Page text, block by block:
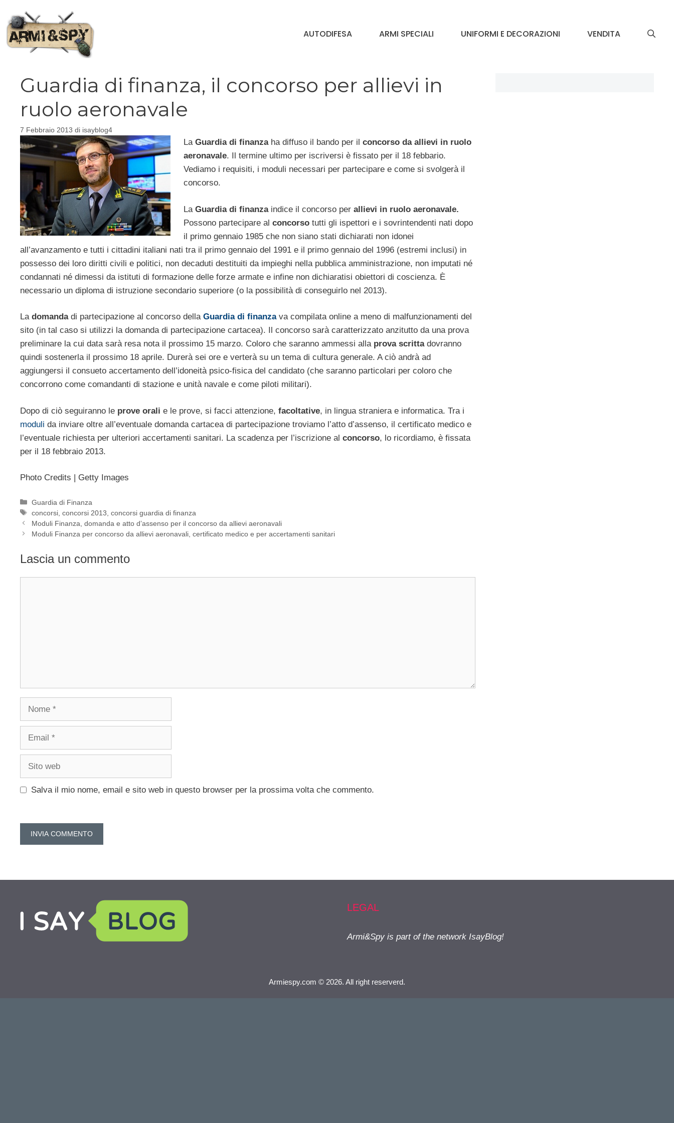
contenuto
AUTODIFESA ARMI SPECIALI UNIFORMI E DECORAZIONI VENDITA
Guardia di finanza, il concorso per allievi in
ruolo aeronavale
7 Febbraio 2013 di isayblog4
La Guardia di finanzaha diffuso il bando per il concorso da allievi in ruolo
aeronavale. Il termine ultimo per iscriversi è fissato per il 18 febbario.
Vediamo i requisiti, i moduli necessari per partecipare e come si svolgerà il
concorso.
La Guardia di finanzaindice il concorso per allievi in ruolo aeronavale.
Possono partecipare al concorsotutti gli ispettori e i sovrintendenti nati dopo
il primo gennaio 1985 che non siano stati dichiarati non idonei
all’avanzamento e tutti i cittadini italiani nati tra il primo gennaio del 1991 e il primo gennaio del 1996 (estremi inclusi) in
possesso dei loro diritti civili e politici, non decaduti destituiti da impieghi nella pubblica amministrazione, non imputati né
condannati né dimessi da istituti di formazione delle forze armate e infine non dichiaratisi obiettori di coscienza. È
necessario un diploma di istruzione secondario superiore (o la possibilità di conseguirlo nel 2013).
La domandadi partecipazione al concorso della Guardia di finanzava compilata online a meno di malfunzionamenti del
sito (in tal caso si utilizzi la domanda di partecipazione cartacea). Il concorso sarà caratterizzato anzitutto da una prova
preliminare la cui data sarà resa nota il prossimo 15 marzo. Coloro che saranno ammessi allaprova scrittadovranno
quindi sostenerla il prossimo 18 aprile. Durerà sei ore e verterà su un tema di cultura generale. A ciò andrà ad
aggiungersi il consueto accertamento dell’idoneità psico-fisica del candidato (che saranno particolari per coloro che
concorrono come comandanti di stazione e unità navale e come piloti militari).
Dopo di ciò seguiranno le prove orali e le prove, si facci attenzione, facoltative, in lingua straniera e informatica. Tra i
moduli da inviare oltre all’eventuale domanda cartacea di partecipazione troviamo l’atto d’assenso, il certificato medico e
l’eventuale richiesta per ulteriori accertamenti sanitari. La scadenza per l’iscrizione al concorso, lo ricordiamo, è fissata
per il 18 febbraio 2013.
Photo Credits | Getty Images
Categorie
Guardia di Finanza
Tag
concorsi ,concorsi 2013 ,concorsi guardia di finanza
Moduli Finanza, domanda e atto d’assenso per il concorso da allievi aeronavali
Moduli Finanza per concorso da allievi aeronavali, certificato medico e per accertamenti sanitari
Lascia un commento
Nome
Email
Sito
Salva il mio nome, email e sito web in questo browser per la prossima volta che commento.
LEGAL
Armi&Spy is part of the network IsayBlog!
Armiespy.com © 2026. All right reserverd.